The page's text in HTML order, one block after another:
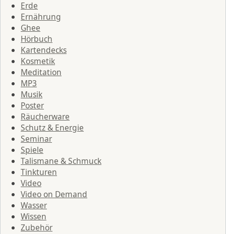
Erde
Ernährung
Ghee
Hörbuch
Kartendecks
Kosmetik
Meditation
MP3
Musik
Poster
Räucherware
Schutz & Energie
Seminar
Spiele
Talismane & Schmuck
Tinkturen
Video
Video on Demand
Wasser
Wissen
Zubehör